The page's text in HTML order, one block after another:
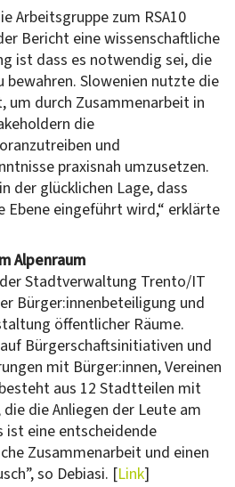
Arbeitsgruppe zum RSA10
Bericht eine wissenschaftliche
ist dass es notwendig sei, die
bewahren. Slowenien nutzte die
um durch Zusammenarbeit in
die
und
praxisnah umzusetzen.
der glücklichen Lage, dass
Ebene eingeführt wird,“ erklärte
Alpenraum
Stadtverwaltung Trento/IT
Bürger:innenbeteiligung und
öffentlicher Räume.
Bürgerschaftsinitiativen und
mit Bürger:innen, Vereinen
aus 12 Stadtteilen mit
die Anliegen der Leute am
ist eine entscheidende
Zusammenarbeit und einen
so Debiasi. [Link]